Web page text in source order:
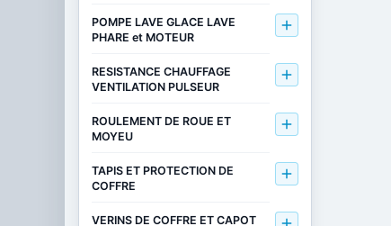
POMPE LAVE GLACE LAVE
PHARE et MOTEUR

RESISTANCE CHAUFFAGE
VENTILATION PULSEUR

ROULEMENT DE ROUE ET
MOYEU

TAPIS ET PROTECTION DE
COFFRE

VERINS DE COFFRE ET CAPOT